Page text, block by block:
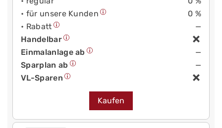
• für unsere Kunden
0 %
• Rabatt
—
Handelbar
Einmalanlage ab
—
Sparplan ab
—
VL-Sparen
Kaufen